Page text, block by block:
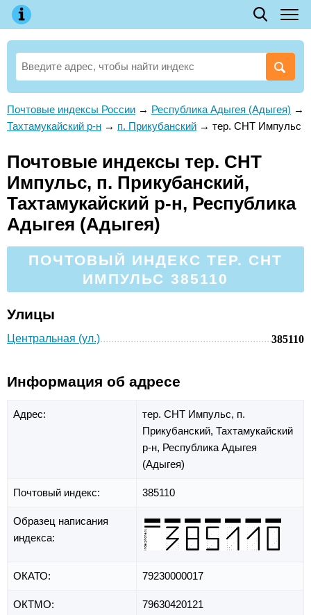
Почтовые индексы России → Республика Адыгея (Адыгея) →
Тахтамукайский р-н → п. Прикубанский → тер. СНТ Импульс
Почтовые индексы тер. СНТ
Импульс, п. Прикубанский,
Тахтамукайский р-н, Республика
Адыгея (Адыгея)
ПОЧТОВЫЙ ИНДЕКС ТЕР. СНТ
ИМПУЛЬС 385110
Улицы
Центральная (ул.) 385110
Информация об адресе
Адрес: тер. СНТ Импульс, п.
Прикубанский, Тахтамукайский
р-н, Республика Адыгея
(Адыгея)
Почтовый индекс: 385110
Образец написания
индекса:
ОКАТО: 79230000017
ОКТМО: 79630420121